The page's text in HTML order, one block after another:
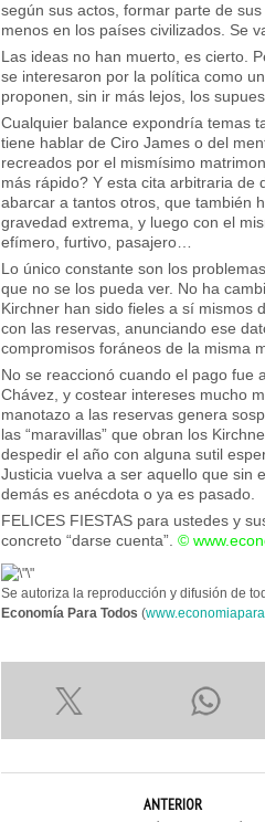
según sus actos, formar parte de
menos en los países civilizados. Se
Las ideas no han muerto, es cierto.
se interesaron por la política como
proponen, sin ir más lejos, los
Cualquier balance expondría temas
tiene hablar de Ciro James o del
recreados por el mismísimo
más rápido? Y esta cita arbitraria de
abarcar a tantos otros, que también
gravedad extrema, y luego con el
efímero, furtivo, pasajero…
Lo único constante son los
que no se los pueda ver. No ha
Kirchner han sido fieles a sí mismos
con las reservas, anunciando ese
compromisos foráneos de la misma
No se reaccionó cuando el pago fue
Chávez, y costear intereses mucho
manotazo a las reservas genera
las “maravillas” que obran los
despedir el año con alguna sutil
Justicia vuelva a ser aquello que sin
demás es anécdota o ya es pasado.
FELICES FIESTAS para ustedes y
concreto “darse cuenta”. ©
Se autoriza la reproducción y difusión de
Economía Para Todos (
ANTERIOR